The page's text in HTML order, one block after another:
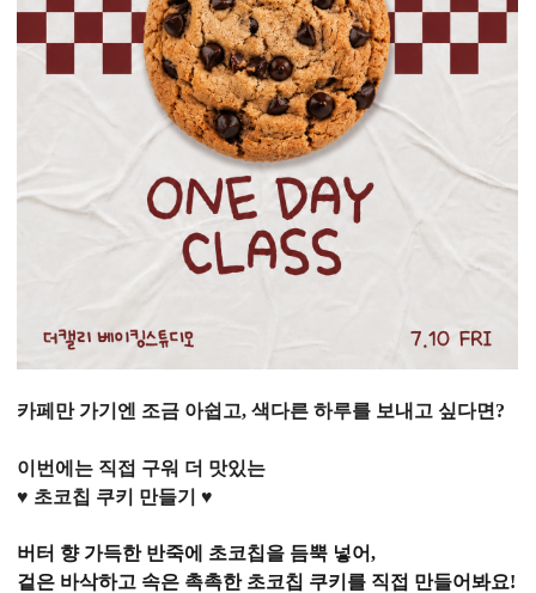
카페만 가기엔 조금 아쉽고,색다른 하루를 보내고 싶다면?
이번에는 직접 구워 더 맛있는
♥ 초코칩 쿠키 만들기♥
버터 향 가득한 반죽에 초코칩을 듬뿍 넣어,
겉은 바삭하고 속은 촉촉한 초코칩 쿠키를 직접 만들어봐요!